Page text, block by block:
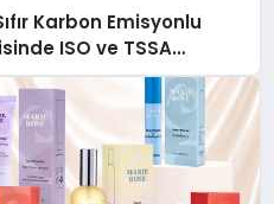
Karbon Emisyonlu
ISO ve TSSA